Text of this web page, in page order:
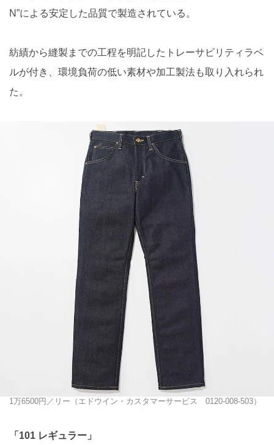
N”による安定した品質で製造されている。
紡績から縫製までの工程を明記したトレーサビリティラベ
ルが付き、環境負荷の低い素材や加工製法も取り入れられ
た。
1万6500円／リー（エドウイン・カスタマーサービス 0120-008-503）
「101 レギュラー」